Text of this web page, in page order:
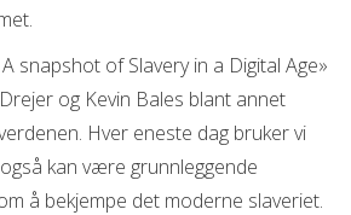
snapshot of Slavery in a Digital Age»
og Kevin Bales blant annet
Hver eneste dag bruker vi
kan være grunnleggende
å bekjempe det moderne slaveriet.